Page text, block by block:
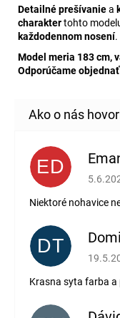
Detailné prešívaniea
charaktertohto
každodennom nosení.
Model meria 183 cm,
Odporúčame
ED
Niektoré nohavice
DT
Krasna syta farba a